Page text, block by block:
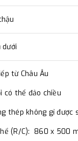
dưới
từ Châu Âu
có thể đảo chiều
thép không gỉ được
(R/C): 860 x 500